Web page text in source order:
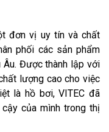
đơn vị uy tín và chất
phối các sản phẩm
Âu. Được thành lập với
lượng cao cho việc
là hồ bơi, VITEC đã
của mình trong thị